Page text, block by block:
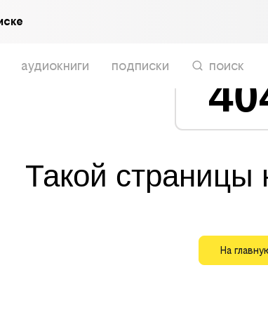
аудиокниги подписки поиск
Такой страницы
На